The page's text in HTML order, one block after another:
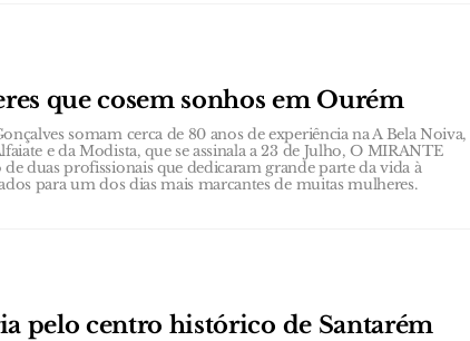
que cosem sonhos em Ourém
somam cerca de 80 anos de experiência na A Bela Noiva,
e da Modista, que se assinala a 23 de Julho, O MIRANTE
duas profissionais que dedicaram grande parte da vida à
para um dos dias mais marcantes de muitas mulheres.
pelo centro histórico de Santarém